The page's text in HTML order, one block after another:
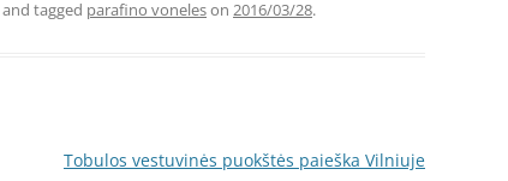
and tagged parafino voneleson 2016/03/28.
Tobulos vestuvinės puokštės paieška Vilniuje